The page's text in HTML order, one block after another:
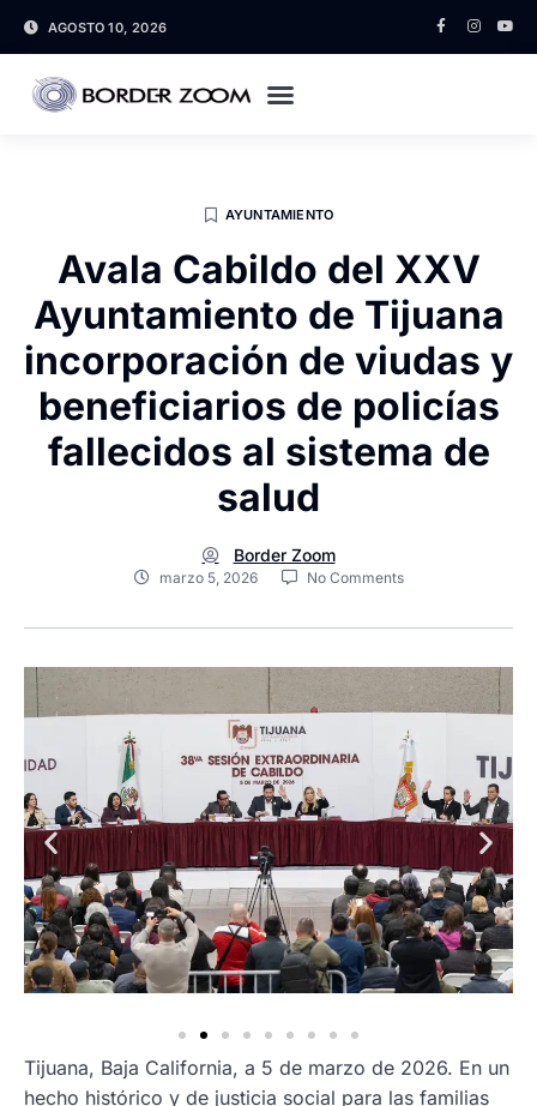
AGOSTO 10, 2026
AYUNTAMIENTO
Avala Cabildo del XXV
Ayuntamiento de Tijuana
incorporación de viudas y
beneficiarios de policías
fallecidos al sistema de
salud
Border Zoom
marzo 5, 2026 No Comments
Tijuana, Baja California, a 5 de marzo de 2026. En un
hecho histórico y de justicia social para las familias